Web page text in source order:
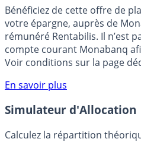
🎁 Bon plan épargne :
Bénéficiez de cette offre de
votre épargne, auprès de
rémunéré Rentabilis. Il n’est
compte courant Monabanq
Voir conditions sur la page
En savoir plus
Simulateur d'Allocation